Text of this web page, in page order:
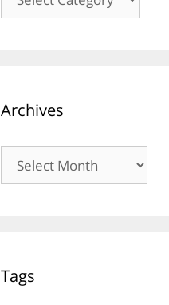
Archives
Archives
Tags